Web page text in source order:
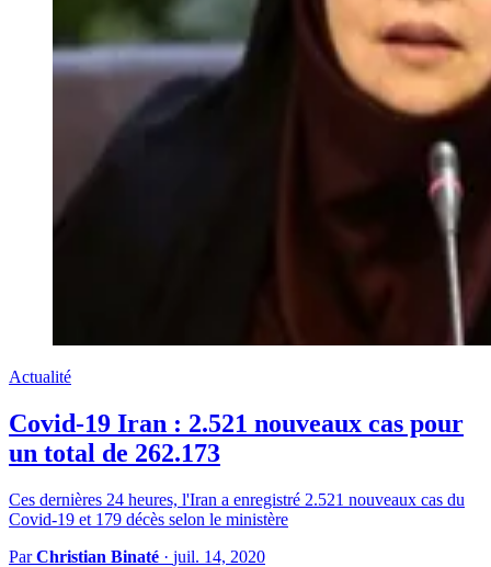
Actualité
Covid-19 Iran : 2.521 nouveaux cas pour
un total de 262.173
Ces dernières 24 heures, l'Iran a enregistré 2.521 nouveaux cas du
Covid-19 et 179 décès selon le ministère
ParChristian Binaté · juil. 14, 2020